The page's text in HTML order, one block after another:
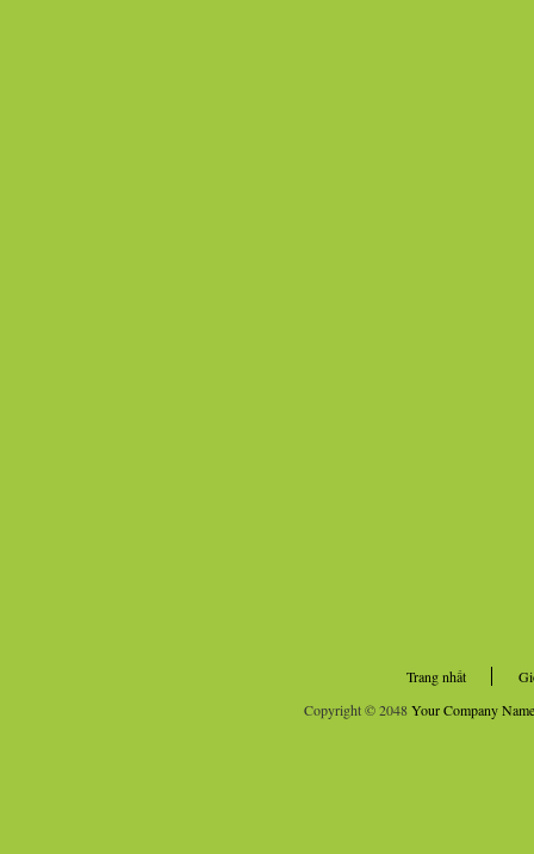
Trang nhất
Copyright © 2048Your Company Name